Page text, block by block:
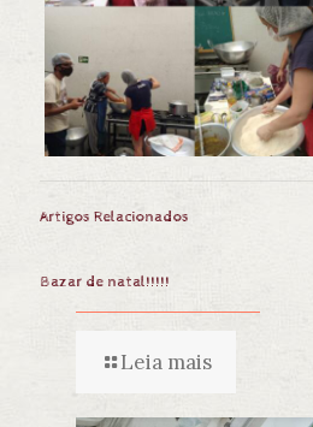
Artigos Relacionados
Bazar de natal!!!!!
Leia mais